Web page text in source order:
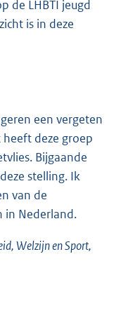
de LHBTI jeugd
is in deze
een vergeten
deze groep
Bijgaande
stelling. Ik
van de
in Nederland.
Welzijn en Sport,